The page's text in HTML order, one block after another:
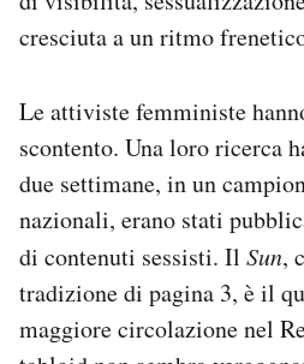
cresciuta a un ritmo
Le attiviste femministe
scontento. Una loro ricerca
due settimane, in un
nazionali, erano stati
di contenuti sessisti. Il Sun,
tradizione di pagina 3, è il
maggiore circolazione nel